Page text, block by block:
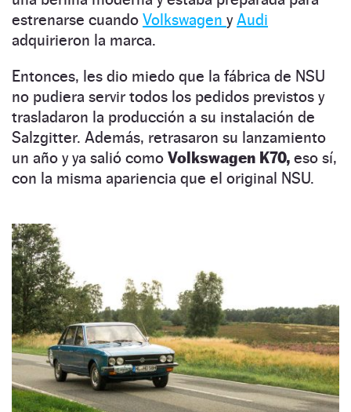
estrenarse cuando Volkswagen yAudi
adquirieron la marca.
Entonces, les dio miedo que la fábrica de NSU
no pudiera servir todos los pedidos previstos y
trasladaron la producción a su instalación de
Salzgitter. Además, retrasaron su lanzamiento
un año y ya salió como Volkswagen K70, eso sí,
con la misma apariencia que el original NSU.